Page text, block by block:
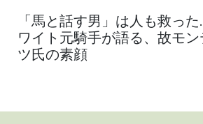
「馬と話す男」は人も救っ
ワイト元騎手が語る、故モ
ツ氏の素顔